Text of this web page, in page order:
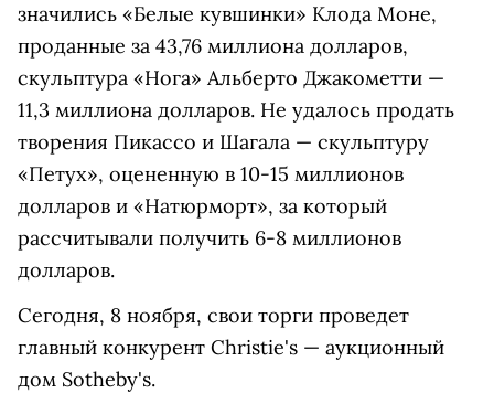
значились «Белые кувшинки» Клода Моне,
проданные за 43,76 миллиона долларов,
скульптура «Нога» Альберто Джакометти —
11,3 миллиона долларов. Не удалось продать
творения Пикассо и Шагала — скульптуру
«Петух», оцененную в 10-15 миллионов
долларов и «Натюрморт», за который
рассчитывали получить 6-8 миллионов
долларов.
Сегодня, 8 ноября, свои торги проведет
главный конкурент Christie's — аукционный
дом Sotheby's.